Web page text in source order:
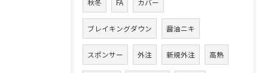
秋冬 FA カバー
ブレイキングダウン 醤油ニキ
スポンサー 外注 新規外注 高熱